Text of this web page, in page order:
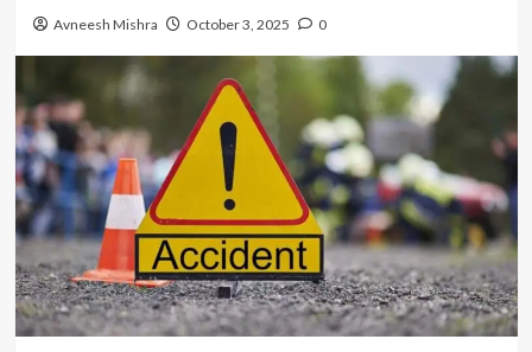
Avneesh Mishra October 3, 2025 0